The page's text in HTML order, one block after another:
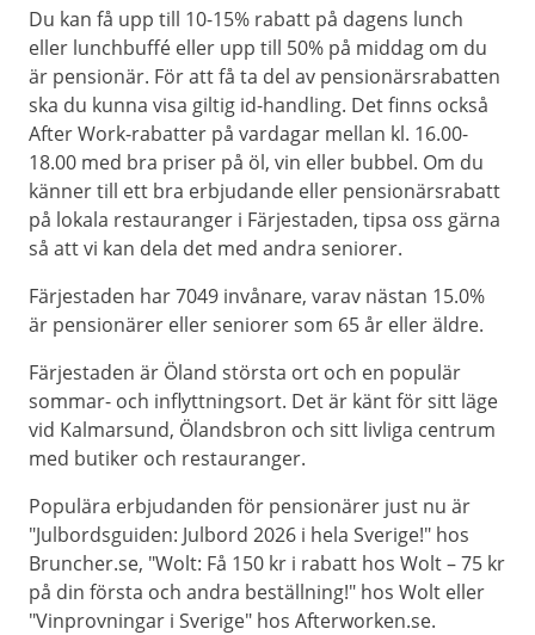
Du kan få upp till 10-15% rabatt på dagens lunch
eller lunchbuffé eller upp till 50% på middag om du
är pensionär. För att få ta del av pensionärsrabatten
ska du kunna visa giltig id-handling. Det finns också
After Work-rabatter på vardagar mellan kl. 16.00-
18.00 med bra priser på öl, vin eller bubbel. Om du
känner till ett bra erbjudande eller pensionärsrabatt
på lokala restauranger i Färjestaden, tipsa oss gärna
så att vi kan dela det med andra seniorer.
Färjestaden har 7049 invånare, varav nästan 15.0%
är pensionärer eller seniorer som 65 år eller äldre.
Färjestaden är Öland största ort och en populär
sommar- och inflyttningsort. Det är känt för sitt läge
vid Kalmarsund, Ölandsbron och sitt livliga centrum
med butiker och restauranger.
Populära erbjudanden för pensionärer just nu är
"Julbordsguiden: Julbord 2026 i hela Sverige!" hos
Bruncher.se, "Wolt: Få 150 kr i rabatt hos Wolt – 75 kr
på din första och andra beställning!" hos Wolt eller
"Vinprovningar i Sverige" hos Afterworken.se.